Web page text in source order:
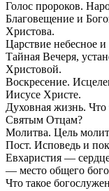
Голос пророков.
Благовещение и
Христова.
Царствие небесное
Тайная Вечеря,
Христовой.
Воскресение.
Иисусе Христе.
Духовная жизнь. Что
Святым Отцам?
Молитва. Цель
Пост. Исповедь и
Евхаристия —
— место общего
Что такое